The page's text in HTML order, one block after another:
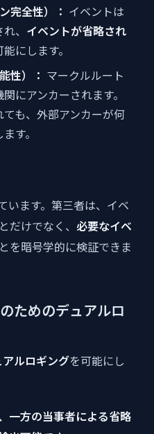
完全性）： イベントは
、 イベントが省略され
にします。
性）： マークルルート
にアンカーされます。
も、外部アンカーが何
す。
います。第三者は、イベ
だけでなく、 必要なイベ
を暗号学的に検証できま
ためのデュアルロ
アルロギングを可能にし
一方の当事者による省略